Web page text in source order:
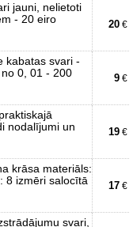
jauni, nelietoti
- 20 eiro
20 €
kabatas svari -
0, 01 - 200
9 €
nodalījumi un
19 €
krāsa materiāls:
8 izmēri salocītā
17 €
svari,